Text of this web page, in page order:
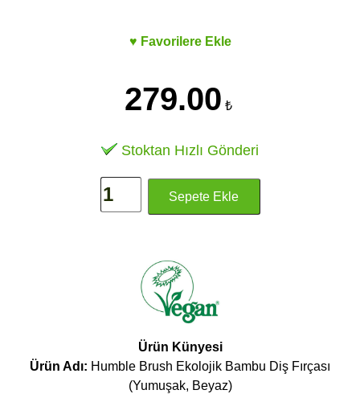
♥ Favorilere Ekle
279.00 ₺
Stoktan Hızlı Gönderi
Ürün Künyesi
Ürün Adı: Humble Brush Ekolojik Bambu Diş Fırçası
(Yumuşak, Beyaz)